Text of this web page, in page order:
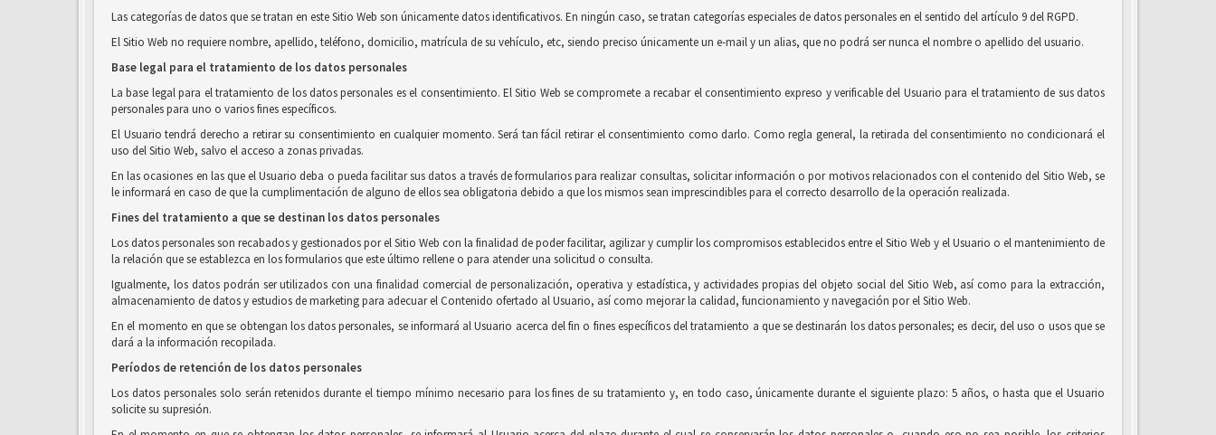
Las categorías de datos que se tratan en este Sitio Web son únicamente datos identificativos. En ningún caso, se tratan categorías especiales de datos personales en el sentido del artículo 9 del RGPD.
El Sitio Web no requiere nombre, apellido, teléfono, domicilio, matrícula de su vehículo, etc, siendo preciso únicamente un e-mail y un alias, que no podrá ser nunca el nombre o apellido del usuario.
Base legal para el tratamiento de los datos personales
La base legal para el tratamiento de los datos personales es el consentimiento. El Sitio Web se compromete a recabar el consentimiento expreso y verificable del Usuario para el tratamiento de sus datos
personales para uno o varios fines específicos.
El Usuario tendrá derecho a retirar su consentimiento en cualquier momento. Será tan fácil retirar el consentimiento como darlo. Como regla general, la retirada del consentimiento no condicionará el
uso del Sitio Web, salvo el acceso a zonas privadas.
En las ocasiones en las que el Usuario deba o pueda facilitar sus datos a través de formularios para realizar consultas, solicitar información o por motivos relacionados con el contenido del Sitio Web, se
le informará en caso de que la cumplimentación de alguno de ellos sea obligatoria debido a que los mismos sean imprescindibles para el correcto desarrollo de la operación realizada.
Fines del tratamiento a que se destinan los datos personales
Los datos personales son recabados y gestionados por el Sitio Web con la finalidad de poder facilitar, agilizar y cumplir los compromisos establecidos entre el Sitio Web y el Usuario o el mantenimiento de
la relación que se establezca en los formularios que este último rellene o para atender una solicitud o consulta.
Igualmente, los datos podrán ser utilizados con una finalidad comercial de personalización, operativa y estadística, y actividades propias del objeto social del Sitio Web, así como para la extracción,
almacenamiento de datos y estudios de marketing para adecuar el Contenido ofertado al Usuario, así como mejorar la calidad, funcionamiento y navegación por el Sitio Web.
En el momento en que se obtengan los datos personales, se informará al Usuario acerca del fin o fines específicos del tratamiento a que se destinarán los datos personales; es decir, del uso o usos que se
dará a la información recopilada.
Períodos de retención de los datos personales
Los datos personales solo serán retenidos durante el tiempo mínimo necesario para los fines de su tratamiento y, en todo caso, únicamente durante el siguiente plazo: 5 años, o hasta que el Usuario
solicite su supresión.